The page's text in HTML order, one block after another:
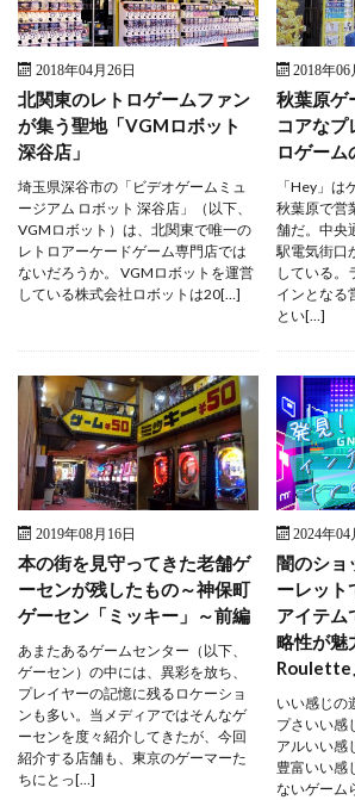
2018年04月26日
北関東のレトロゲームファン
が集う聖地「VGMロボット
深谷店」
埼玉県深谷市の「ビデオゲームミュ
ージアム ロボット 深谷店」（以下、
VGMロボット）は、北関東で唯一の
レトロアーケードゲーム専門店では
ないだろうか。 VGMロボットを運営
している株式会社ロボットは20[…]
2018年06
秋葉原ゲ
コアなプ
ロゲーム
「Hey」は
秋葉原で営
舗だ。中央
駅電気街口
している。
インとなる
とい[…]
2019年08月16日
本の街を見守ってきた老舗ゲ
ーセンが残したもの～神保町
ゲーセン「ミッキー」～前編
あまたあるゲームセンター（以下、
ゲーセン）の中には、異彩を放ち、
プレイヤーの記憶に残るロケーショ
ンも多い。当メディアではそんなゲ
ーセンを度々紹介してきたが、今回
紹介する店舗も、東京のゲーマーた
ちにとっ[…]
2024年04
闇のショ
ーレット
アイテム
略性が魅
Roulette
いい感じの
プさいい感
アルいい感
豊富いい感
ないゲーム